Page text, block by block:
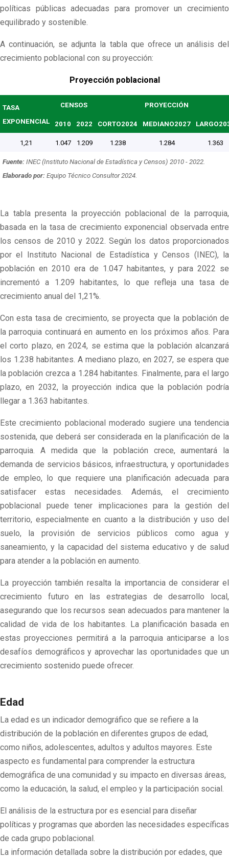
políticas públicas adecuadas para promover un crecimiento
equilibrado y sostenible.
A continuación, se adjunta la tabla que ofrece un análisis del
crecimiento poblacional con su proyección:
Proyección poblacional
TASA
EXPONENCIAL
CENSOS PROYECCIÓN
2010 2022 CORTO2024 MEDIANO2027 LARGO
1,21 1.047 1.209 1.238 1.284 1.363
Fuente: INEC (Instituto Nacional de Estadística y Censos) 2010 - 2022.
Elaborado por: Equipo Técnico Consultor 2024.
La tabla presenta la proyección poblacional de la parroquia,
basada en la tasa de crecimiento exponencial observada entre
los censos de 2010 y 2022. Según los datos proporcionados
por el Instituto Nacional de Estadística y Censos (INEC), la
población en 2010 era de 1.047 habitantes, y para 2022 se
incrementó a 1.209 habitantes, lo que refleja una tasa de
crecimiento anual del 1,21%.
Con esta tasa de crecimiento, se proyecta que la población de
la parroquia continuará en aumento en los próximos años. Para
el corto plazo, en 2024, se estima que la población alcanzará
los 1.238 habitantes. A mediano plazo, en 2027, se espera que
la población crezca a 1.284 habitantes. Finalmente, para el largo
plazo, en 2032, la proyección indica que la población podría
llegar a 1.363 habitantes.
Este crecimiento poblacional moderado sugiere una tendencia
sostenida, que deberá ser considerada en la planificación de la
parroquia. A medida que la población crece, aumentará la
demanda de servicios básicos, infraestructura, y oportunidades
de empleo, lo que requiere una planificación adecuada para
satisfacer estas necesidades. Además, el crecimiento
poblacional puede tener implicaciones para la gestión del
territorio, especialmente en cuanto a la distribución y uso del
suelo, la provisión de servicios públicos como agua y
saneamiento, y la capacidad del sistema educativo y de salud
para atender a la población en aumento.
La proyección también resalta la importancia de considerar el
crecimiento futuro en las estrategias de desarrollo local,
asegurando que los recursos sean adecuados para mantener la
calidad de vida de los habitantes. La planificación basada en
estas proyecciones permitirá a la parroquia anticiparse a los
desafíos demográficos y aprovechar las oportunidades que un
crecimiento sostenido puede ofrecer.
Edad
La edad es un indicador demográfico que se refiere a la
distribución de la población en diferentes grupos de edad,
como niños, adolescentes, adultos y adultos mayores. Este
aspecto es fundamental para comprender la estructura
demográfica de una comunidad y su impacto en diversas áreas,
como la educación, la salud, el empleo y la participación social.
El análisis de la estructura por es esencial para diseñar
políticas y programas que aborden las necesidades específicas
de cada grupo poblacional.
La información detallada sobre la distribución por edades, que